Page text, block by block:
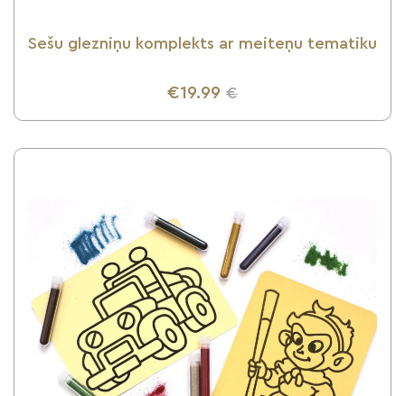
Sešu glezniņu komplekts ar meiteņu tematiku
€19.99 €
UZZINI VAIRĀK